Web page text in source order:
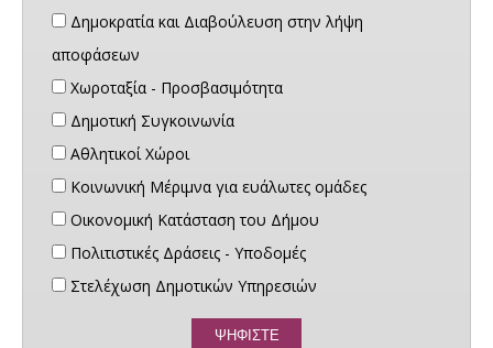
Δημοκρατία και Διαβούλευση στην λήψη
αποφάσεων
Χωροταξία - Προσβασιμότητα
Δημοτική Συγκοινωνία
Αθλητικοί Χώροι
Κοινωνική Μέριμνα για ευάλωτες ομάδες
Οικονομική Κατάσταση του Δήμου
Πολιτιστικές Δράσεις - Υποδομές
Στελέχωση Δημοτικών Υπηρεσιών